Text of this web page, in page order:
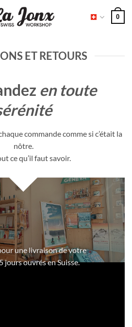
0
ET RETOURS
en toute
commande comme si c’était la
nôtre.
ce qu’il faut savoir.
une livraison de votre
jours ouvrés en Suisse.